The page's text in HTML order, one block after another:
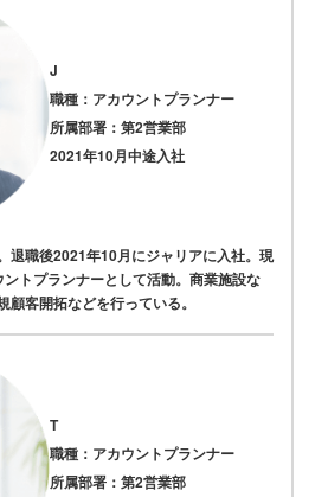
J
職種：アカウントプランナー
所属部署：第2営業部
2021年10月中途入社
退職後2021年10月にジャリアに入社。現
トプランナーとして活動。商業施設な
顧客開拓などを行っている。
T
職種：アカウントプランナー
所属部署：第2営業部